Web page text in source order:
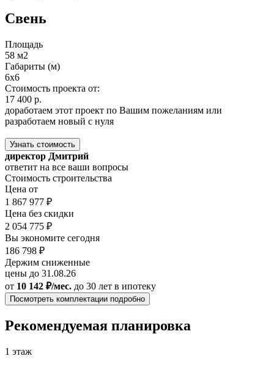
Свень
Площадь
58 м2
Габариты (м)
6х6
Стоимость проекта от:
17 400 р.
доработаем этот проект по Вашим пожеланиям или
разработаем новый с нуля
Узнать стоимость
директор Дмитрий
ответит на все ваши вопросы
Стоимость строительства
Цена от
1 867 977 ₽
Цена без скидки
2 054 775 ₽
Вы экономите сегодня
186 798 ₽
Держим сниженные
цены до 31.08.26
от 10 142 ₽/мес. до 30 лет в ипотеку
Посмотреть комплектации подробно
Рекомендуемая планировка
1 этаж